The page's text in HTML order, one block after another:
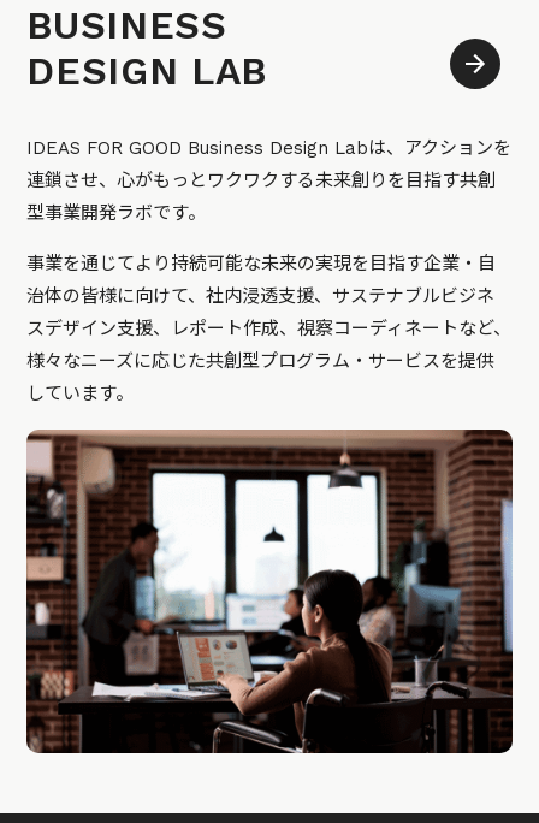
BUSINESS
DESIGN LAB
IDEAS FOR GOOD Business Design Labは、アクションを
連鎖させ、心がもっとワクワクする未来創りを目指す共創
型事業開発ラボです。
事業を通じてより持続可能な未来の実現を目指す企業・自
治体の皆様に向けて、社内浸透支援、サステナブルビジネ
スデザイン支援、レポート作成、視察コーディネートなど、
様々なニーズに応じた共創型プログラム・サービスを提供
しています。